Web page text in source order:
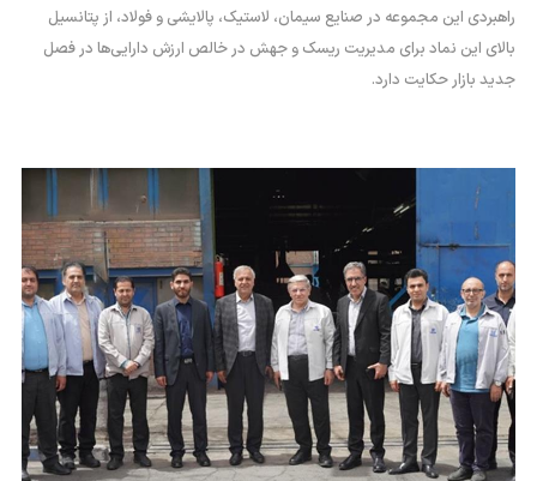
راهبردی این مجموعه در صنایع سیمان، لاستیک، پالایشی و فولاد، از پتانسیل
بالای این نماد برای مدیریت ریسک و جهش در خالص ارزش دارایی‌ها در فصل
جدید بازار حکایت دارد.